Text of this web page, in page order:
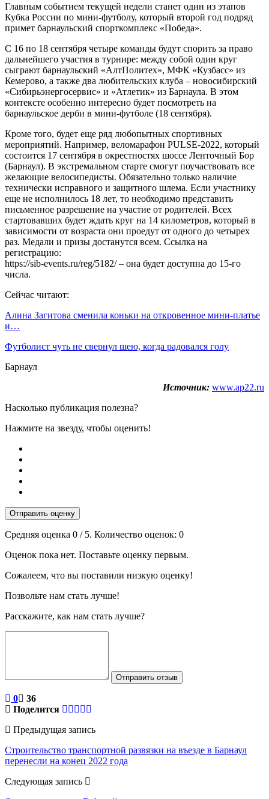
Главным событием текущей недели станет один из этапов
Кубка России по мини-футболу, который второй год подряд
примет барнаульский спорткомплекс «Победа».
С 16 по 18 сентября четыре команды будут спорить за право
дальнейшего участия в турнире: между собой один круг
сыграют барнаульский «АлтПолитех», МФК «Кузбасс» из
Кемерово, а также два любительских клуба – новосибирский
«Сибирьэнергосервис» и «Атлетик» из Барнаула. В этом
контексте особенно интересно будет посмотреть на
барнаульское дерби в мини-футболе (18 сентября).
Кроме того, будет еще ряд любопытных спортивных
мероприятий. Например, веломарафон PULSE-2022, который
состоится 17 сентября в окрестностях шоссе Ленточный Бор
(Барнаул). В экстремальном старте смогут поучаствовать все
желающие велосипедисты. Обязательно только наличие
технически исправного и защитного шлема. Если участнику
еще не исполнилось 18 лет, то необходимо представить
письменное разрешение на участие от родителей. Всех
стартовавших будет ждать круг на 14 километров, который в
зависимости от возраста они проедут от одного до четырех
раз. Медали и призы достанутся всем. Ссылка на
регистрацию:
https://sib-events.ru/reg/5182/ – она будет доступна до 15-го
числа.
Сейчас читают:
Алина Загитова сменила коньки на откровенное мини-платье
и…
Футболист чуть не свернул шею, когда радовался голу
Барнаул
Источник: www.ap22.ru
Насколько публикация полезна?
Нажмите на звезду, чтобы оценить!
Отправить оценку
Средняя оценка 0 / 5. Количество оценок: 0
Оценок пока нет. Поставьте оценку первым.
Сожалеем, что вы поставили низкую оценку!
Позвольте нам стать лучше!
Расскажите, как нам стать лучше?
Отправить отзыв
0
36
Поделится
Предыдущая запись
Строительство транспортной развязки на въезде в Барнаул
перенесли на конец 2022 года
Следующая запись